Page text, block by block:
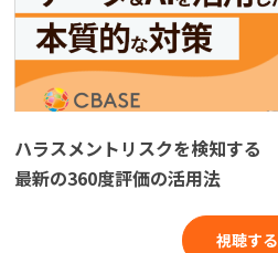
ハラスメントリスクを検知する
最新の360度評価の活用法
視聴する